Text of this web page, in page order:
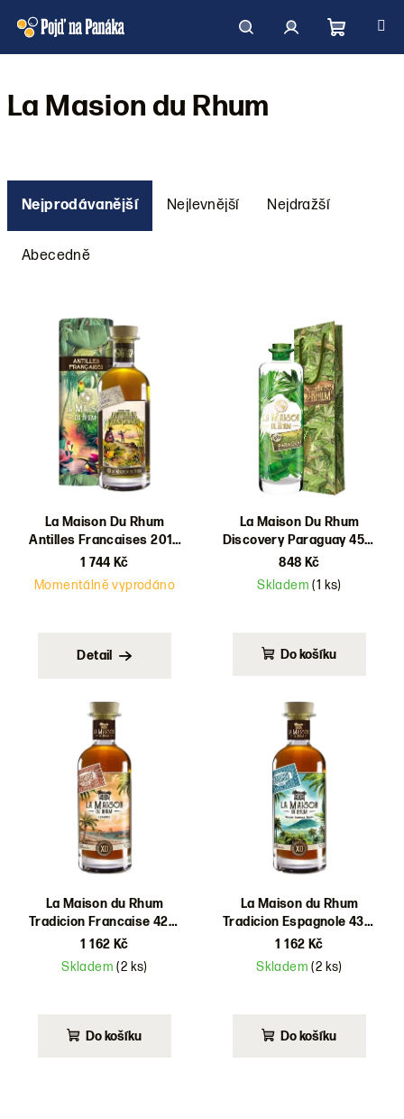
HledatPřihlášeníNákupní
La Masion du Rhum
Ř
z
Nejprodávanější Nejlevnější Nejdražší
Abecedně
Výpis
produktů
La Maison Du Rhum
Antilles Francaises 2014
No.6 44% 0,7l
1 744 Kč
Momentálně vyprodáno
Detail
La Maison Du Rhum
Discovery Paraguay 45%
0,7l
848 Kč
Skladem(1 ks)
Do košíku
La Maison du Rhum
Tradicion Francaise 42%
0,7l
1 162 Kč
Skladem(2 ks)
Do košíku
La Maison du Rhum
Tradicion Espagnole 43%
0,7l
1 162 Kč
Skladem(2 ks)
Do košíku